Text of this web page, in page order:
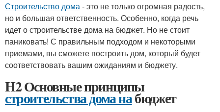
Строительство дома- это не только огромная радость,
но и большая ответственность. Особенно, когда речь
идет о строительстве дома на бюджет. Но не стоит
паниковать! С правильным подходом и некоторыми
приемами, вы сможете построить дом, который будет
соответствовать вашим ожиданиям и бюджету.
H2 Основные принципы
строительства дома набюджет